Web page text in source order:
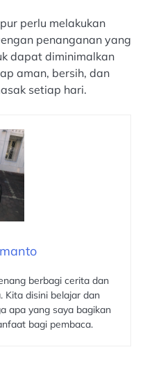
perlu melakukan
penanganan yang
dapat diminimalkan
aman, bersih, dan
setiap hari.
berbagi cerita dan
Kita disini belajar dan
apa yang saya bagikan
bagi pembaca.